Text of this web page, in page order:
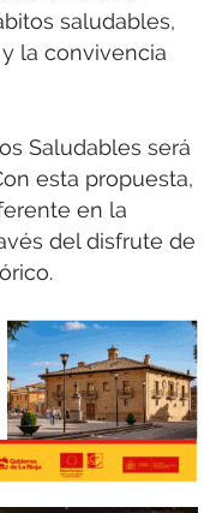
saludables,
la convivencia
Saludables será
esta propuesta,
en la
del disfrute de